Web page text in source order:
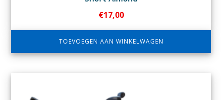
€17,00
TOEVOEGEN AAN WINKELWAGEN